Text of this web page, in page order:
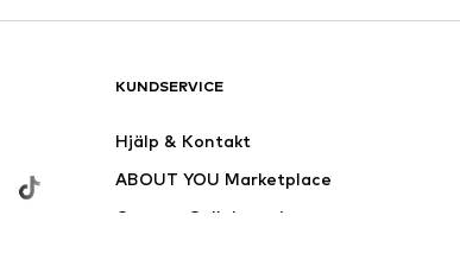
KUNDSERVICE
Hjälp & Kontakt
ABOUT YOU Marketplace
Creator Collaborations